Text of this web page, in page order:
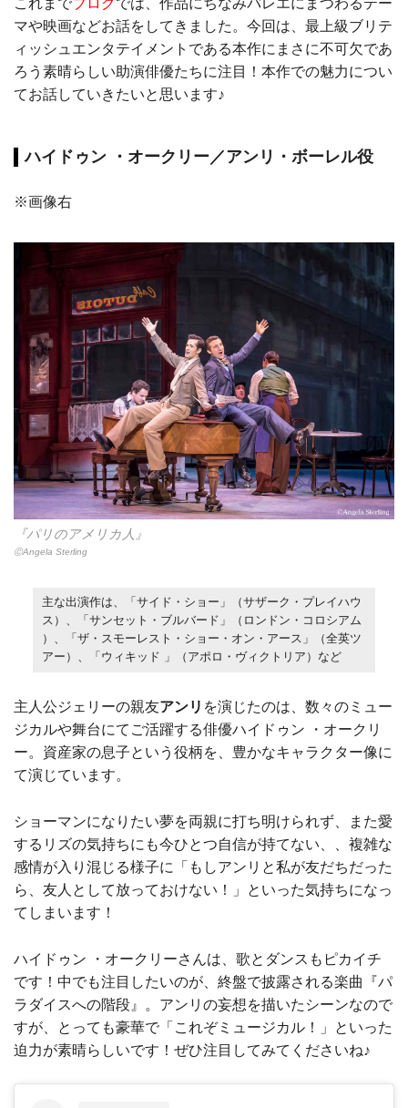
マや映画などお話をしてきました。今回は、最上級ブリテ
ィッシュエンタテイメントである本作にまさに不可欠であ
ろう素晴らしい助演俳優たちに注目！本作での魅力につい
てお話していきたいと思います♪
ハイドゥン ・オークリー／アンリ・ボーレル役
※画像右
『パリのアメリカ人』
ⒸAngela Sterling
主な出演作は、「サイド・ショー」（サザーク・プレイハウ
ス）、「サンセット・ブルバード」（ロンドン・コロシアム
）、「ザ・スモーレスト・ショー・オン・アース」（全英ツ
アー）、「ウィキッド 」（アポロ・ヴィクトリア）など
主人公ジェリーの親友アンリ を演じたのは、数々のミュー
ジカルや舞台にてご活躍する俳優ハイドゥン ・オークリ
ー。資産家の息子という役柄を、豊かなキャラクター像に
て演じています。
ショーマンになりたい夢を両親に打ち明けられず、また愛
するリズの気持ちにも今ひとつ自信が持てない、、複雑な
感情が入り混じる様子に「もしアンリと私が友だちだった
ら、友人として放っておけない！」といった気持ちになっ
てしまいます！
ハイドゥン ・オークリーさんは、歌とダンスもピカイチ
です！中でも注目したいのが、終盤で披露される楽曲『パ
ラダイスへの階段』。アンリの妄想を描いたシーンなので
すが、とっても豪華で「これぞミュージカル！」といった
迫力が素晴らしいです！ぜひ注目してみてくださいね♪